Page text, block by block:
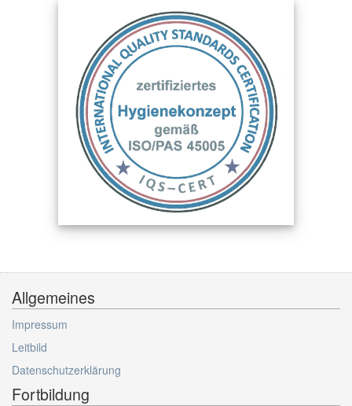
Allgemeines
Impressum
Leitbild
Datenschutzerklärung
Fortbildung